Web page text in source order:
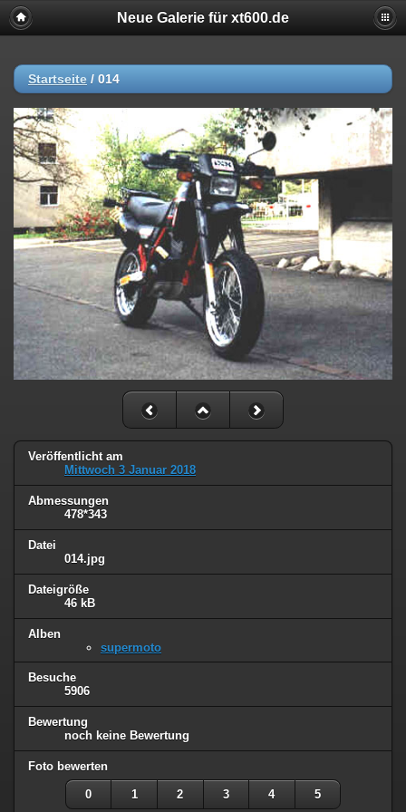
Neue Galerie für xt600.de
Startseite / 014
Veröffentlicht am
Mittwoch 3 Januar 2018
Abmessungen
478*343
Datei
014.jpg
Dateigröße
46 kB
Alben
supermoto
Besuche
5906
Bewertung
noch keine Bewertung
Foto bewerten
0 1 2 3 4 5